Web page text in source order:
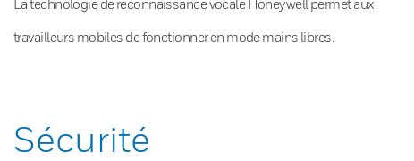
La technologie de reconnaissance vocale Honeywell permet aux
travailleurs mobiles de fonctionner en mode mains libres.
Sécurité